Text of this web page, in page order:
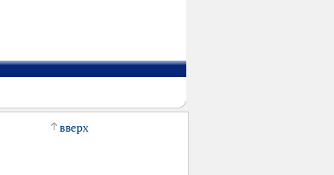
вверх